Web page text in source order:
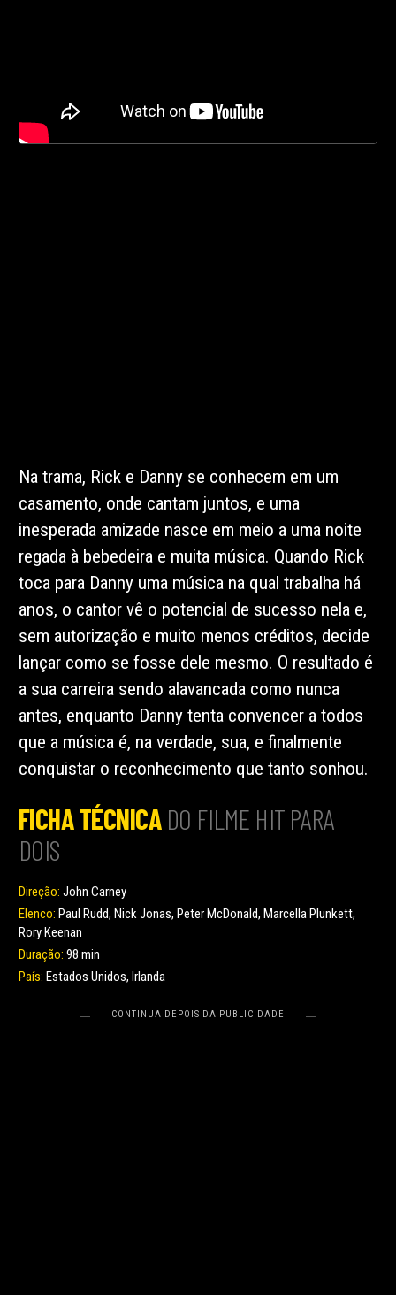
Na trama, Rick e Danny se conhecem em um
casamento, onde cantam juntos, e uma
inesperada amizade nasce em meio a uma noite
regada à bebedeira e muita música. Quando Rick
toca para Danny uma música na qual trabalha há
anos, o cantor vê o potencial de sucesso nela e,
sem autorização e muito menos créditos, decide
lançar como se fosse dele mesmo. O resultado é
a sua carreira sendo alavancada como nunca
antes, enquanto Danny tenta convencer a todos
que a música é, na verdade, sua, e finalmente
conquistar o reconhecimento que tanto sonhou.
FICHA TÉCNICA DO FILME HIT PARA
DOIS
Direção: John Carney
Elenco: Paul Rudd, Nick Jonas, Peter McDonald, Marcella Plunkett,
Rory Keenan
Duração: 98 min
País: Estados Unidos, Irlanda